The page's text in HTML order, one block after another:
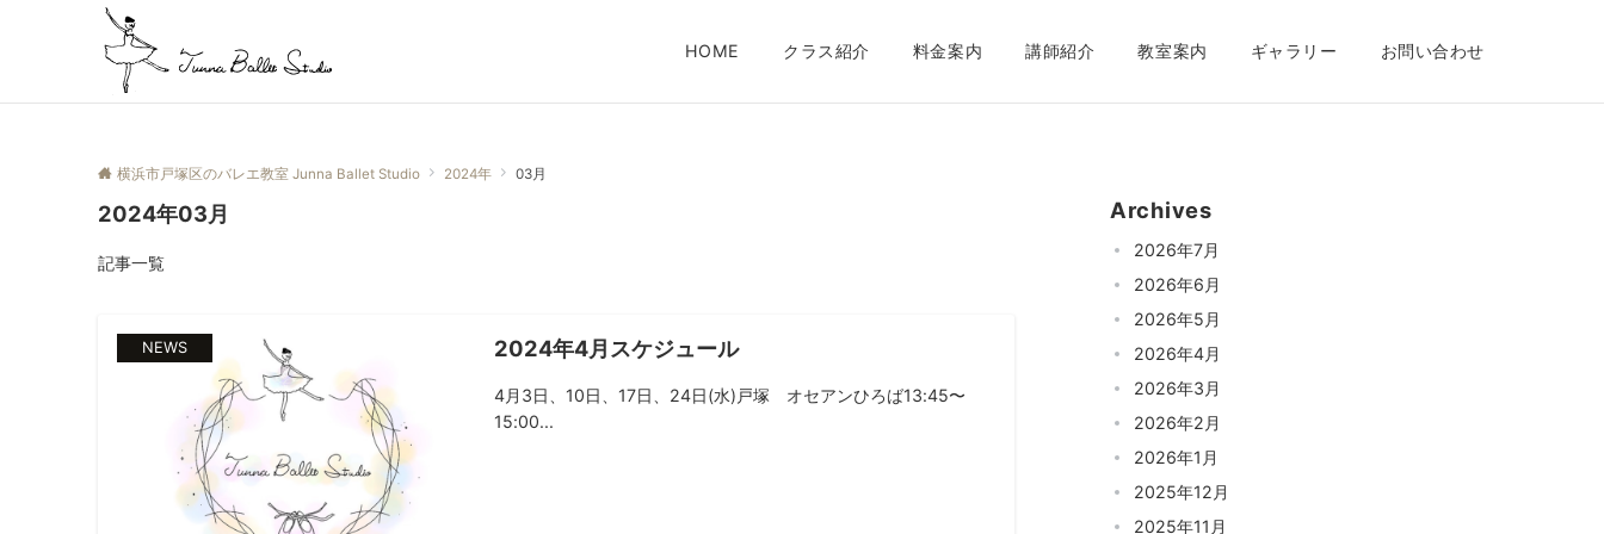
HOME クラス紹介 料金案内 講師紹介 教室案内 ギャラリー お問い合わせ
横浜市戸塚区のバレエ教室 Junna Ballet Studio 2024年 03月
2024年03月
記事一覧
NEWS 2024年4月スケジュール
4月3日、10日、17日、24日(水)戸塚 オセアンひろば13:45〜
15:00...
Archives
2026年7月
2026年6月
2026年5月
2026年4月
2026年3月
2026年2月
2026年1月
2025年12月
2025年11月